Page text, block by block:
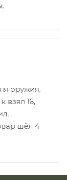
оружия,
взял 16,
шёл 4